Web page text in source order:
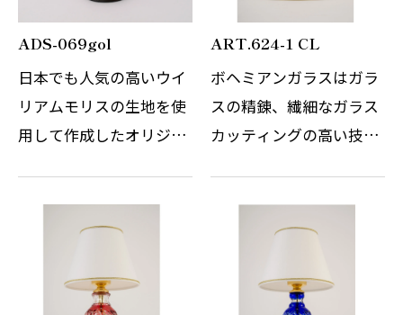
ADS-069gol
日本でも人気の高いウイ
リアムモリスの生地を使
用して作成したオリジナ
然をモチーフにしたデザ
くの人々を魅了し続けて
います。ゴー…
ART.624-1 CL
ボヘミアンガラスはガラ
スの精錬、繊細なガラス
カッティングの高い技術
了し続けているチェコの
ルスタンドは、日本の伝
統切子ガラス…